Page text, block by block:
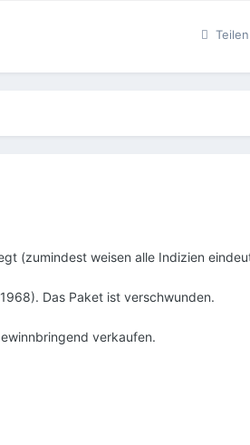
Teilen
(zumindest weisen alle Indizien
Das Paket ist verschwunden.
verkaufen.